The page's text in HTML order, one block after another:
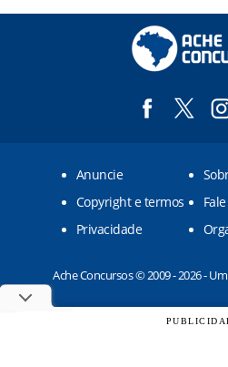
Anuncie
Copyright e termos
Privacidade
Ache Concursos © 2009 - 2026 -